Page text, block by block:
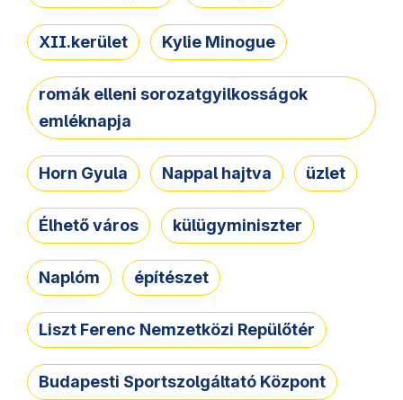
XII.kerület Kylie Minogue
romák elleni sorozatgyilkosságok
emléknapja
Horn Gyula Nappal hajtva üzlet
Élhető város külügyminiszter
Naplóm építészet
Liszt Ferenc Nemzetközi Repülőtér
Budapesti Sportszolgáltató Központ